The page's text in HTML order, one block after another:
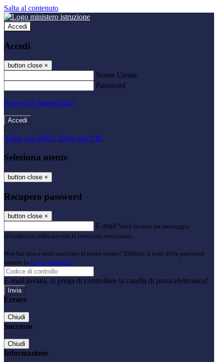
Salta al contenuto
Accedi
Accedi
button close ×
Nome Utente
Password
Password dimenticata?
-
Entra con SPID Entra con CIE
Seleziona utente
button close ×
Recupero password
button close ×
E-mail Verrà inviato un messaggio
all'indirizzo indicato con le istruzioni necessarie.
Non hai una e-mail associata al nome utente? Effettua il reset della password
tramite la Login Spaggiari
E-mail inviata, si prega di controllare la casella di posta elettronica!
Errore
Chiudi
Successo
Chiudi
Informazione